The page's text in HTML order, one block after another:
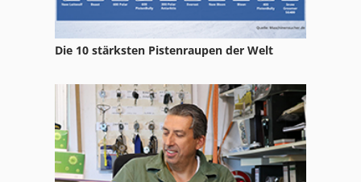
Die 10 stärksten Pistenraupen der Welt